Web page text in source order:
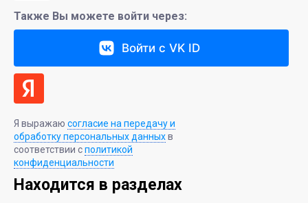
Также Вы можете войти через:
Войти с VK ID
Я выражаю согласие на передачу и
обработку персональных данныхв
соответствии сполитикой
конфиденциальности
Находится в разделах